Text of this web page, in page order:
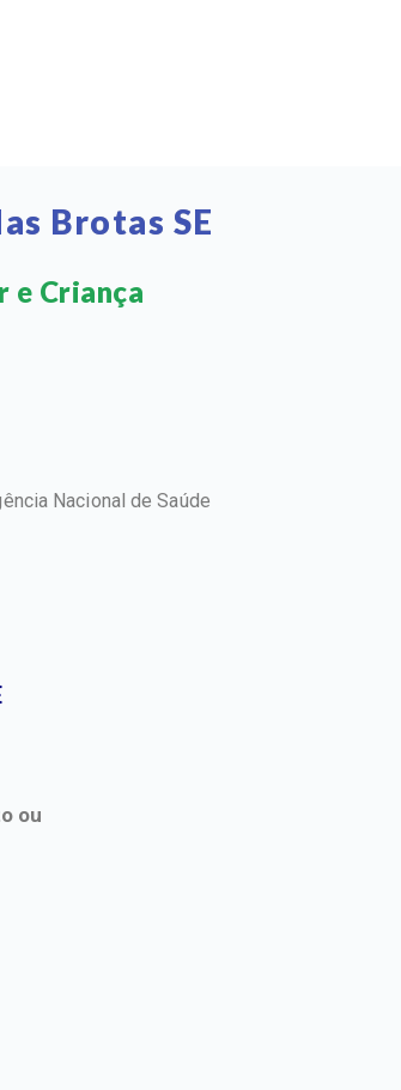
Brotas SE
e Criança​
Nacional de Saúde
ou